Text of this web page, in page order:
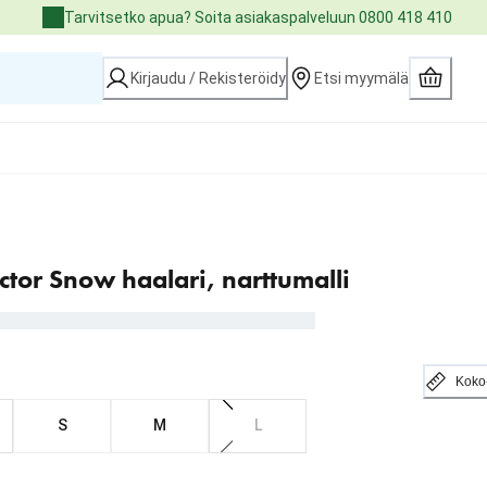
Tarvitsetko apua? Soita asiakaspalveluun 0800 418 410
Kirjaudu / Rekisteröidy Etsi myymälä
Snow haalari, narttumalli
S M L